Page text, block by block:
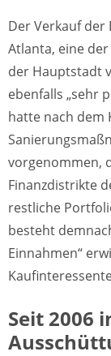
Der Verkauf der
Atlanta, eine
der Hauptstadt
ebenfalls „sehr
hatte nach dem
vorgenommen,
Finanzdistrikte
restliche
besteht
Einnahmen“
Seit 2006